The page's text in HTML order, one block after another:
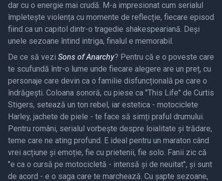
dar cu o energie mai crudă. M-a impresionat cum serialul
împletește violența cu momente de reflecție, fiecare episod
fiind ca un capitol dintr-o tragedie shakespeariană. Deși
unele sezoane întind intriga, finalul e memorabil.
De ce să vezi Sons of Anarchy? Pentru că e o poveste care
te scufundă într-o lume unde fiecare alegere are un preț, cu
personaje care devin ca o familie disfuncțională pe care o
îndrăgești. Coloana sonoră, cu piese ca "This Life" de Curtis
Stigers, setează un ton rebel, iar estetica - motociclete
Harley, jachete de piele - te face să simți praful drumului.
Pentru români, serialul vorbește despre loialitate și trădare,
teme care ne ating profund. E ideal pentru un maraton când
vrei acțiune și emoție, fie cu prietenii, fie solo. Fanii zic că
"e ca o cursă pe motocicletă - intensă și de neuitat", și sunt
de acord - e o saga care te marchează. Cu șapte sezoane,